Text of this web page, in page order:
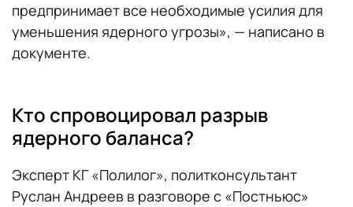
предпринимает все необходимые усилия для
уменьшения ядерного угрозы», — написано в
документе.
Кто спровоцировал разрыв
ядерного баланса?
Эксперт КГ «Полилог», политконсультант
Руслан Андреев в разговоре с «Постньюс»